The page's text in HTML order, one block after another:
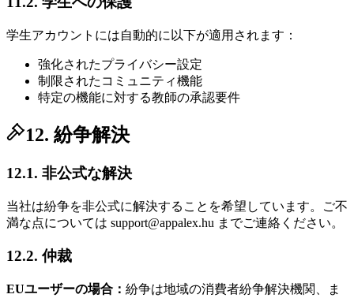
学生アカウントには自動的に以下が適用されます：
強化されたプライバシー設定
制限されたコミュニティ機能
特定の機能に対する教師の承認要件
12. 紛争解決
12.1. 非公式な解決
当社は紛争を非公式に解決することを希望しています。ご不
満な点については support@appalex.hu までご連絡ください。
12.2. 仲裁
EUユーザーの場合： 紛争は地域の消費者紛争解決機関、ま